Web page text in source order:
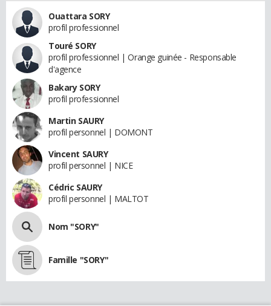
Ouattara SORY
profil professionnel
Touré SORY
profil professionnel | Orange guinée - Responsable
d'agence
Bakary SORY
profil professionnel
Martin SAURY
profil personnel | DOMONT
Vincent SAURY
profil personnel | NICE
Cédric SAURY
profil personnel | MALTOT
Nom "SORY"
Famille "SORY"